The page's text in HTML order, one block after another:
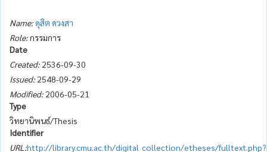
Name:ดุสิต ดวงสา
Role:กรรมการ
Date
Created: 2536-09-30
Issued: 2548-09-29
Modified: 2006-05-21
Type
วิทยานิพนธ์/Thesis
Identifier
URL:http://library.cmu.ac.th/digital_collection/etheses/fulltext.php?